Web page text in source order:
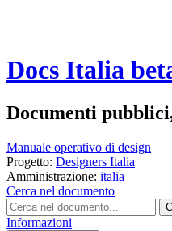
Docs Italia
Documenti
Manuale operativo di design
Progetto: Designers Italia
Amministrazione: italia
Cerca nel documento
Informazioni